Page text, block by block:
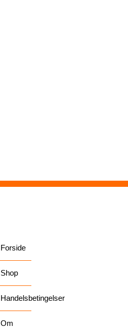
Forside
Shop
Handelsbetingelser
Om